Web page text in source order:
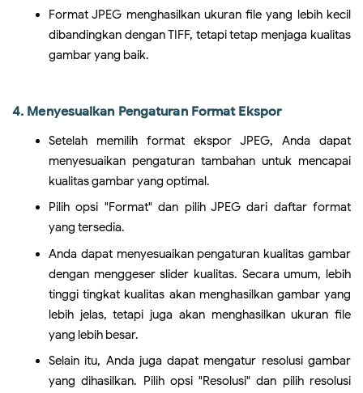
Format JPEG menghasilkan ukuran file yang lebih kecil
dibandingkan dengan TIFF, tetapi tetap menjaga kualitas
gambar yang baik.
4. Menyesuaikan Pengaturan Format Ekspor
Setelah memilih format ekspor JPEG, Anda dapat
menyesuaikan pengaturan tambahan untuk mencapai
kualitas gambar yang optimal.
Pilih opsi "Format" dan pilih JPEG dari daftar format
yang tersedia.
Anda dapat menyesuaikan pengaturan kualitas gambar
dengan menggeser slider kualitas. Secara umum, lebih
tinggi tingkat kualitas akan menghasilkan gambar yang
lebih jelas, tetapi juga akan menghasilkan ukuran file
yang lebih besar.
Selain itu, Anda juga dapat mengatur resolusi gambar
yang dihasilkan. Pilih opsi "Resolusi" dan pilih resolusi